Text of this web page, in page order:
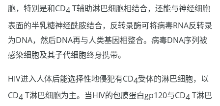
胞，特别是和CD4T辅助淋巴细胞相结合，还能与神经细胞
表面的半乳糖神经酰胺结合，反转录酶可将病毒RNA反转录
为DNA，然后DNA再与人类基因相整合。病毒DNA序列被
感染细胞及其子代细胞终身携带。
HIV进入人体后能选择性地侵犯有CD4受体的淋巴细胞，以
CD4T淋巴细胞为主。当HIV的包膜蛋白gp120与CD4T淋巴